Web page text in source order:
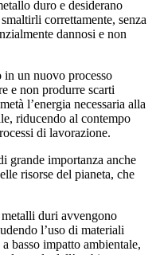
duro e desiderano
correttamente, senza
dannosi e non
un nuovo processo
e non produrre scarti
l’energia necessaria alla
riducendo al contempo
di lavorazione.
grande importanza anche
risorse del pianeta, che
duri avvengono
l’uso di materiali
basso impatto ambientale,